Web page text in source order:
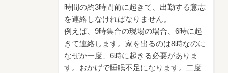
時間の約3時間前に起きて、出勤する意志
を連絡しなければなりません。
例えば、9時集合の現場の場合、6時に起
きて連絡します。家を出るのは8時なのに
なぜか一度、6時に起きる必要がありま
す。おかげで睡眠不足になります。二度